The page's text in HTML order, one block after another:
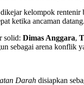
kelompok rentenir
ketika ancaman
solid: Dimas Anggara,
sebagai arena konflik
Darah disiapkan